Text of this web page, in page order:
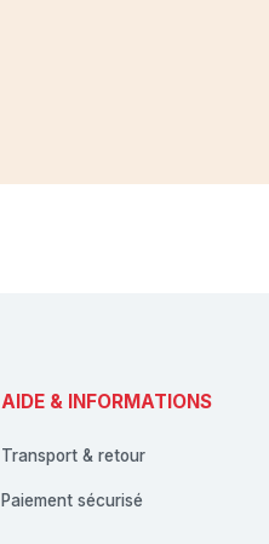
AIDE & INFORMATIONS
Transport & retour
Paiement sécurisé